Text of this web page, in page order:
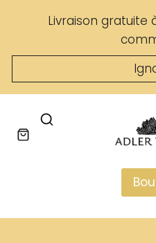
Livraison gratuite